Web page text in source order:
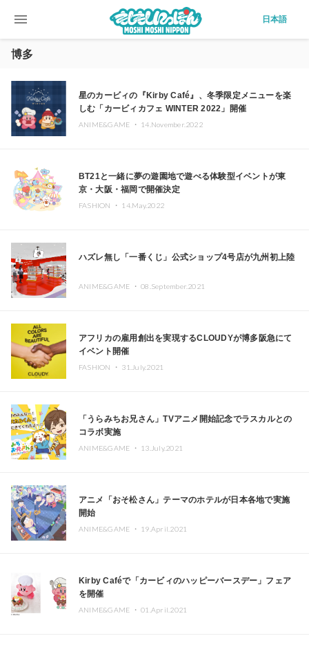
menu 日本語
博多
星のカービィの『Kirby Café』、冬季限定メニューを楽
しむ「カービィカフェ WINTER 2022」開催
ANIME&GAME ・ 14.November.2022
BT21と一緒に夢の遊園地で遊べる体験型イベントが東
京・大阪・福岡で開催決定
FASHION ・ 14.May.2022
ハズレ無し「一番くじ」公式ショップ4号店が九州初上陸
ANIME&GAME ・08.September.2021
アフリカの雇用創出を実現するCLOUDYが博多阪急にて
イベント開催
FASHION ・ 31.July.2021
「うらみちお兄さん」TVアニメ開始記念でラスカルとの
コラボ実施
ANIME&GAME ・ 13.July.2021
アニメ「おそ松さん」テーマのホテルが日本各地で実施
開始
ANIME&GAME ・ 19.April.2021
Kirby Caféで「カービィのハッピーバースデー」フェア
を開催
ANIME&GAME ・01.April.2021